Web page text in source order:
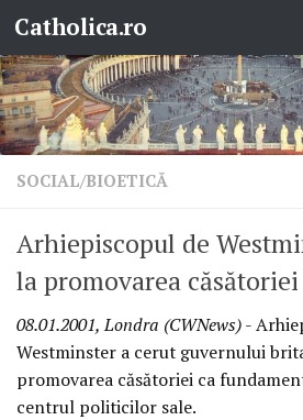
Skip to content
Catholica.ro
SOCIAL/BIOETICĂ
Arhiepiscopul de
la promovarea căsătoriei
08.01.2001, Londra (CWNews)-
Westminster a cerut guvernului
promovarea căsătoriei ca
centrul politicilor sale.